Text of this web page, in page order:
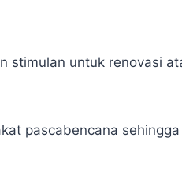
untuk renovasi
pascabencana